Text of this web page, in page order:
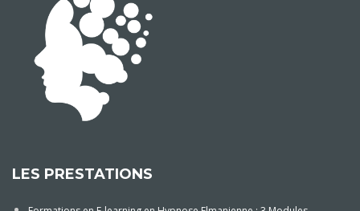
LES PRESTATIONS